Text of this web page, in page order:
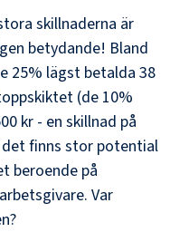
skillnaderna är
betydande! Bland
25% lägst betalda 38
(de 10%
kr - en skillnad på
finns stor potential
beroende på
Var